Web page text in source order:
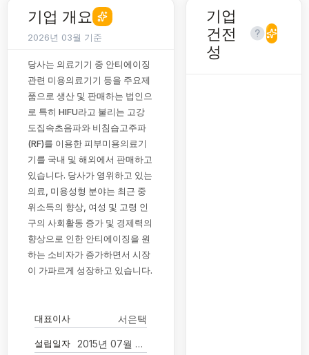
기업 개요
2026년 03월 기준
당사는 의료기기 중 안티에이징
관련 미용의료기기 등을 주요제
품으로 생산 및 판매하는 법인으
로 특히 HIFU라고 불리는 고강
도집속초음파와 비침습고주파
(RF)를 이용한 피부미용의료기
기를 국내 및 해외에서 판매하고
있습니다. 당사가 영위하고 있는
의료, 미용성형 분야는 최근 중
위소득의 향상, 여성 및 고령 인
구의 사회활동 증가 및 경제력의
향상으로 인한 안티에이징을 원
하는 소비자가 증가하면서 시장
이 가파르게 성장하고 있습니다.
대표이사 서은택
설립일자 2015년 07월 07일
기업
건전
성